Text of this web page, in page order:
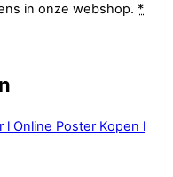
in onze webshop. *